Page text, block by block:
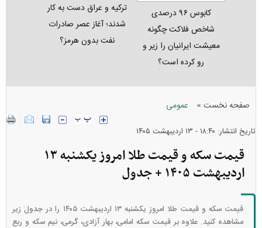
کابوس ۹۶ درصدی
شاخص فلاکت چگونه
معیشت ایرانیان را زیر و
رو کرده است؟
ترکیه و عراق دست به کار
شدند؛ آغاز عصر صادرات
نفت بدون هرمز؟
صفحه نخست » عمومی
تاریخ انتشار: ۱۸:۴۰ - ۱۳ ارديبهشت ۱۴۰۵
قیمت سکه و قیمت طلا امروز یکشنبه ۱۳
اردیبهشت ۱۴۰۵ + جدول
قیمت سکه و قیمت طلا امروز یکشنبه ۱۳ اردیبهشت ۱۴۰۵ را در جدول زیر
مشاهده کنید. علاوه بر قیمت سکه امامی، بهار آزادی، گرمی، نیم سکه و ربع